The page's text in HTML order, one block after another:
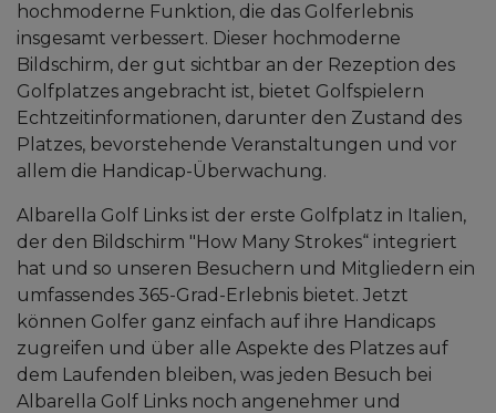
hochmoderne Funktion, die das Golferlebnis
insgesamt verbessert. Dieser hochmoderne
Bildschirm, der gut sichtbar an der Rezeption des
Golfplatzes angebracht ist, bietet Golfspielern
Echtzeitinformationen, darunter den Zustand des
Platzes, bevorstehende Veranstaltungen und vor
allem die Handicap-Überwachung.
Albarella Golf Links ist der erste Golfplatz in Italien,
der den Bildschirm "How Many Strokes“ integriert
hat und so unseren Besuchern und Mitgliedern ein
umfassendes 365-Grad-Erlebnis bietet. Jetzt
können Golfer ganz einfach auf ihre Handicaps
zugreifen und über alle Aspekte des Platzes auf
dem Laufenden bleiben, was jeden Besuch bei
Albarella Golf Links noch angenehmer und